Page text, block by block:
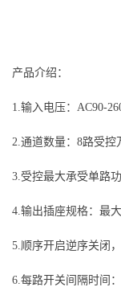
产品介绍：
1.输入电压：AC90-
2.通道数量：8路受控
3.受控最大承受单路
4.输出插座规格：最
5.顺序开启逆序关闭
6.每路开关间隔时间：